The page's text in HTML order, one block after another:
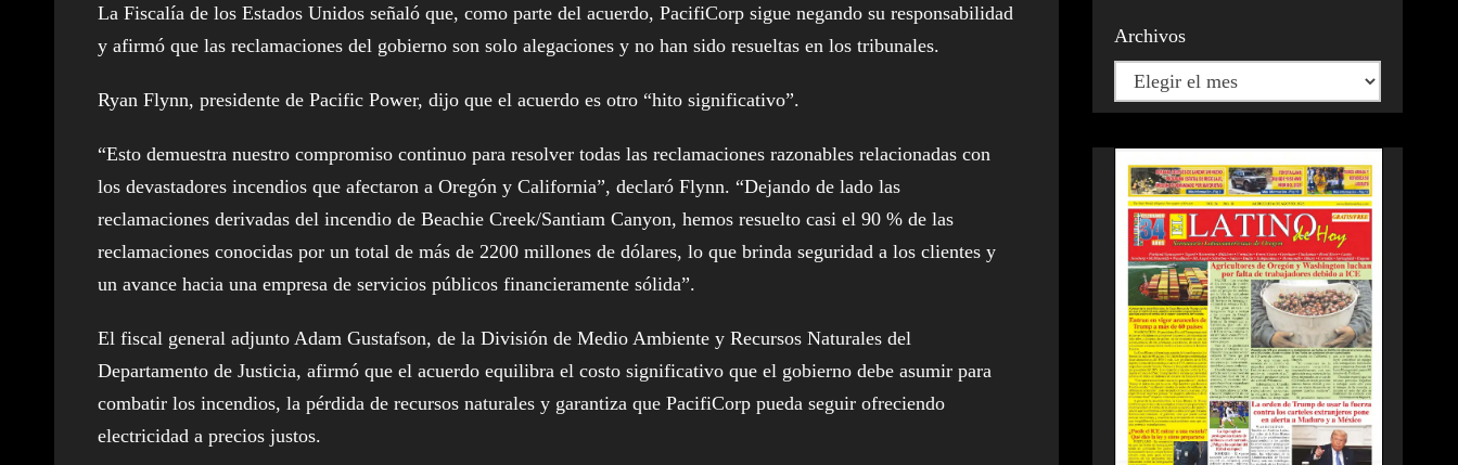
La Fiscalía de los Estados Unidos señaló que, como parte del acuerdo, PacifiCorp sigue negando su responsabilidad
y afirmó que las reclamaciones del gobierno son solo alegaciones y no han sido resueltas en los tribunales.
Ryan Flynn, presidente de Pacific Power, dijo que el acuerdo es otro “hito significativo”.
“Esto demuestra nuestro compromiso continuo para resolver todas las reclamaciones razonables relacionadas con
los devastadores incendios que afectaron a Oregón y California”, declaró Flynn. “Dejando de lado las
reclamaciones derivadas del incendio de Beachie Creek/Santiam Canyon, hemos resuelto casi el 90 % de las
reclamaciones conocidas por un total de más de 2200 millones de dólares, lo que brinda seguridad a los clientes y
un avance hacia una empresa de servicios públicos financieramente sólida”.
El fiscal general adjunto Adam Gustafson, de la División de Medio Ambiente y Recursos Naturales del
Departamento de Justicia, afirmó que el acuerdo equilibra el costo significativo que el gobierno debe asumir para
combatir los incendios, la pérdida de recursos naturales y garantiza que PacifiCorp pueda seguir ofreciendo
electricidad a precios justos.
Archivos